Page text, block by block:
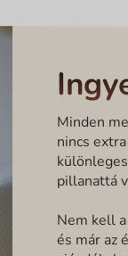
Minden
nincs
pillanattá
Nem kell
és már az